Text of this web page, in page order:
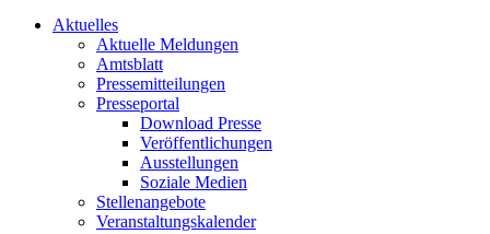
Aktuelles
Aktuelle Meldungen
Amtsblatt
Pressemitteilungen
Presseportal
Download Presse
Veröffentlichungen
Ausstellungen
Soziale Medien
Stellenangebote
Veranstaltungskalender